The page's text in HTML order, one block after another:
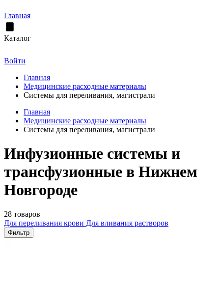
Главная
Каталог
Войти
Главная
Медицинские расходные материалы
Системы для переливания, магистрали
Главная
Медицинские расходные материалы
Системы для переливания, магистрали
Инфузионные системы и
трансфузионные в Нижнем
Новгороде
28 товаров
Для переливания крови Для вливания растворов
Фильтр